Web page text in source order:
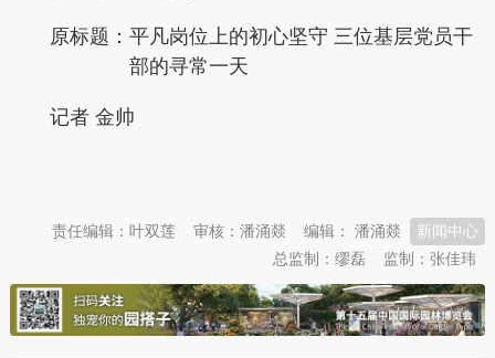
原标题： 平凡岗位上的初心坚守 三位基层党员干
部的寻常一天
记者 金帅
新闻中心
编辑： 潘涌燚
审核：潘涌燚
责任编辑：叶双莲
监制：张佳玮
总监制：缪磊